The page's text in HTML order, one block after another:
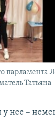
парламента
Татьяна
у нее –